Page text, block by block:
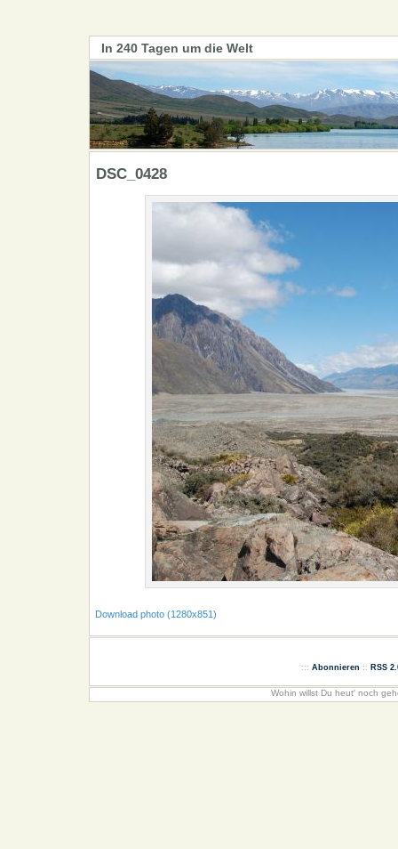
In 240 Tagen um die Welt
DSC_0428
Download photo (1280x851)
::: Abonnieren :: RSS
Wohin willst Du heut' noch